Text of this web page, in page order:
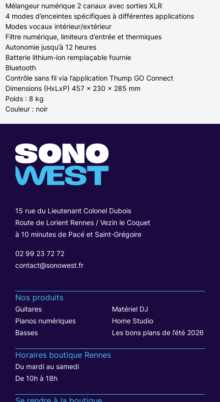
Mélangeur numérique 2 canaux avec sorties XLR
4 modes d’enceintes spécifiques à différentes applications
Modes vocaux intérieur/extérieur
Filtre numérique, limiteurs d’entrée et thermiques
Autonomie jusqu’à 12 heures
Batterie lithium-ion remplaçable fournie
Bluetooth
Contrôle sans fil via l’application Thump GO Connect
Dimensions (HxLxP) 457 x 230 x 285 mm
Poids : 8 kg
Couleur : noir
15 rue du Lieutenant Colonel Dubois
Route de Lorient Rennes / Vezin le Coquet
à 10 minutes de Pacé et Saint-Grégoire
02 99 23 72 72
contact@sonowest.fr
Nos produits
Guitares
Matériel DJ
Pianos numériques
Home Studio
Basses
Les bons plans de l’été 2026
Horaires boutique Rennes
Du mardi au samedi
De 10h à 18h